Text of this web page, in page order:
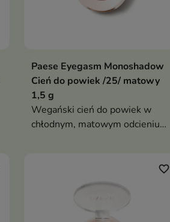
Paese Eyegasm Monoshadow
Cień do powiek /25/ matowy
1,5 g
Wegański cień do powiek w
chłodnym, matowym odcieniu
sprawdza się do konturowania
oka oraz przyciemniania linii
favorite_border